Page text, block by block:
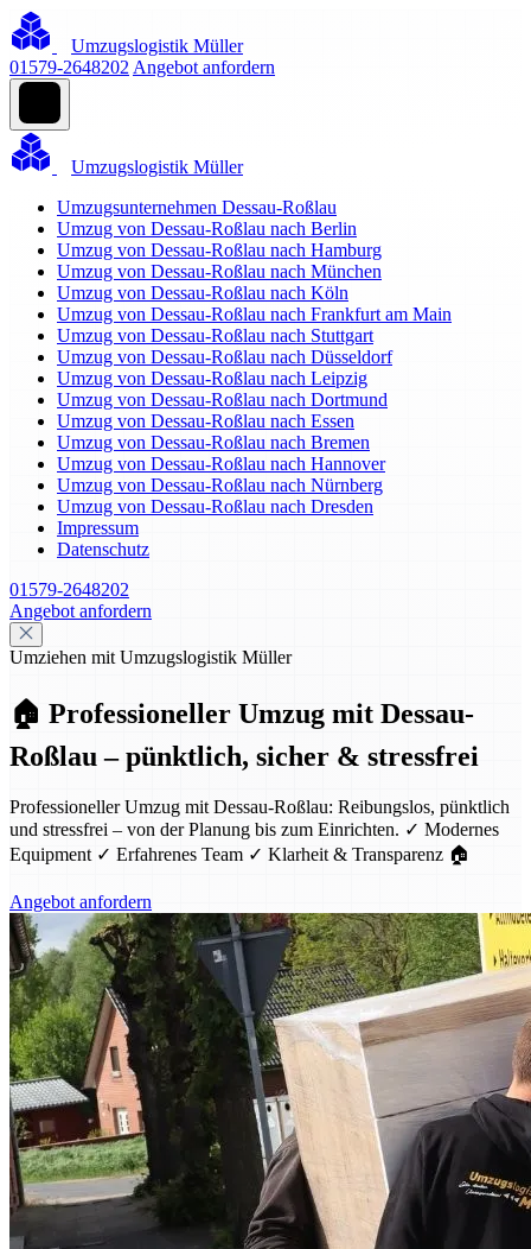
Umzugslogistik Müller
01579-2648202 Angebot anfordern
Umzugslogistik Müller
Umzugsunternehmen Dessau-Roßlau
Umzug von Dessau-Roßlau nach Berlin
Umzug von Dessau-Roßlau nach Hamburg
Umzug von Dessau-Roßlau nach München
Umzug von Dessau-Roßlau nach Köln
Umzug von Dessau-Roßlau nach Frankfurt am Main
Umzug von Dessau-Roßlau nach Stuttgart
Umzug von Dessau-Roßlau nach Düsseldorf
Umzug von Dessau-Roßlau nach Leipzig
Umzug von Dessau-Roßlau nach Dortmund
Umzug von Dessau-Roßlau nach Essen
Umzug von Dessau-Roßlau nach Bremen
Umzug von Dessau-Roßlau nach Hannover
Umzug von Dessau-Roßlau nach Nürnberg
Umzug von Dessau-Roßlau nach Dresden
Impressum
Datenschutz
01579-2648202
Angebot anfordern
Umziehen mit Umzugslogistik Müller
🏠 Professioneller Umzug mit Dessau-
Roßlau – pünktlich, sicher & stressfrei
Professioneller Umzug mit Dessau-Roßlau: Reibungslos, pünktlich
und stressfrei – von der Planung bis zum Einrichten. ✓ Modernes
Equipment ✓ Erfahrenes Team ✓ Klarheit & Transparenz 🏠
Angebot anfordern